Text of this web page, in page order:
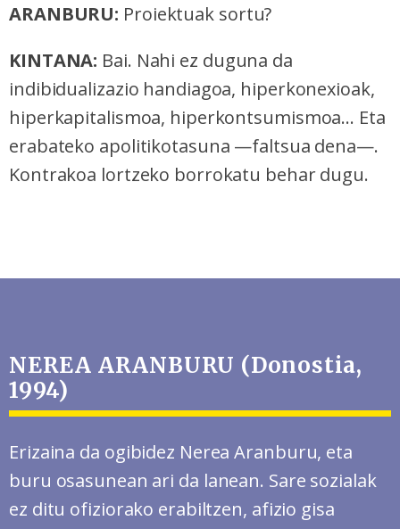
ARANBURU: Proiektuak sortu?
KINTANA: Bai. Nahi ez duguna da
indibidualizazio handiagoa, hiperkonexioak,
hiperkapitalismoa, hiperkontsumismoa... Eta
erabateko apolitikotasuna —faltsua dena—.
Kontrakoa lortzeko borrokatu behar dugu.
NEREA ARANBURU (Donostia,
1994)
Erizaina da ogibidez Nerea Aranburu, eta
buru osasunean ari da lanean. Sare sozialak
ez ditu ofiziorako erabiltzen, afizio gisa